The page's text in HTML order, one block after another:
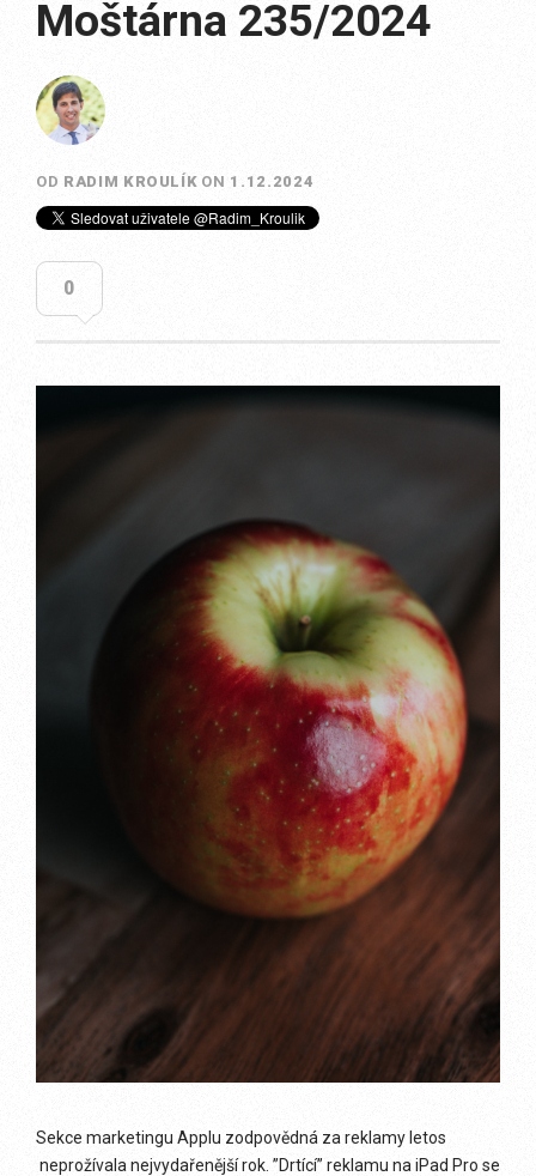
Moštárna 235/2024
OD RADIM KROULÍK ON 1.12.2024
0
Sekce marketingu Applu zodpovědná za reklamy letos
neprožívala nejvydařenější rok. ”Drtící” reklamu na iPad Pro se